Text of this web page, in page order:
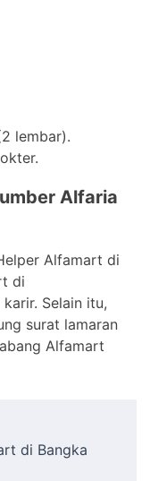
lembar).
Alfaria
Alfamart di
di
Selain itu,
surat lamaran
Alfamart
di Bangka